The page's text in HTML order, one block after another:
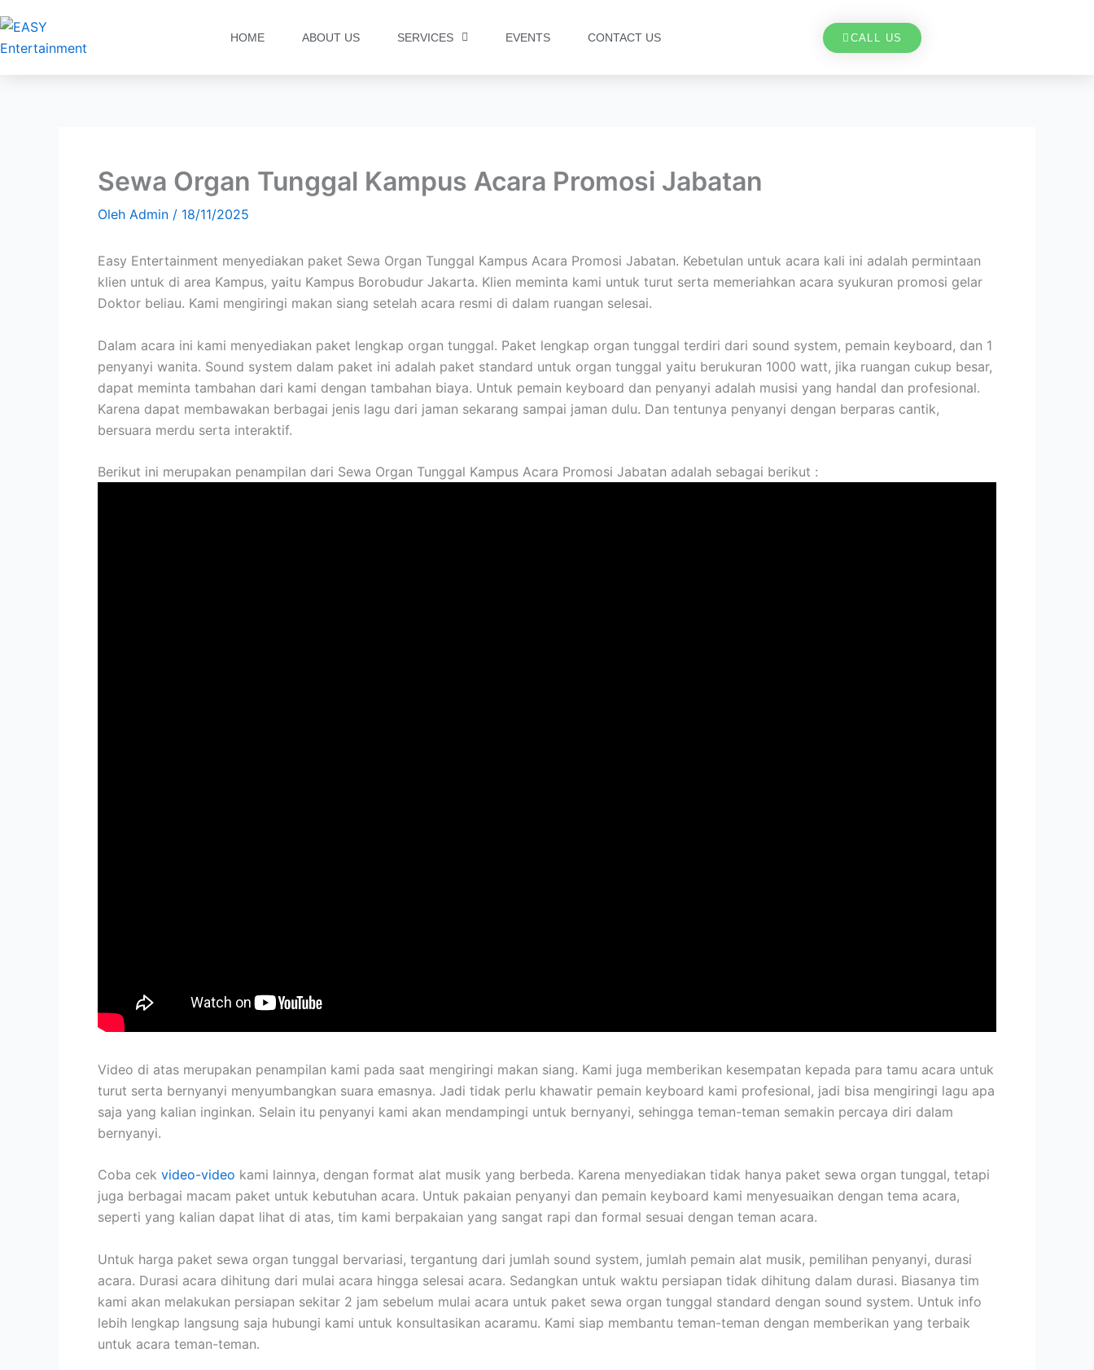
ke
konten
HOME ABOUT US SERVICES EVENTS CONTACT US CALL US
Sewa Organ Tunggal Kampus Acara Promosi Jabatan
Oleh Admin / 18/11/2025
Easy Entertainment menyediakan paket Sewa Organ Tunggal Kampus Acara Promosi Jabatan. Kebetulan untuk acara kali ini adalah permintaan
klien untuk di area Kampus, yaitu Kampus Borobudur Jakarta. Klien meminta kami untuk turut serta memeriahkan acara syukuran promosi gelar
Doktor beliau. Kami mengiringi makan siang setelah acara resmi di dalam ruangan selesai.
Dalam acara ini kami menyediakan paket lengkap organ tunggal. Paket lengkap organ tunggal terdiri dari sound system, pemain keyboard, dan 1
penyanyi wanita. Sound system dalam paket ini adalah paket standard untuk organ tunggal yaitu berukuran 1000 watt, jika ruangan cukup besar,
dapat meminta tambahan dari kami dengan tambahan biaya. Untuk pemain keyboard dan penyanyi adalah musisi yang handal dan profesional.
Karena dapat membawakan berbagai jenis lagu dari jaman sekarang sampai jaman dulu. Dan tentunya penyanyi dengan berparas cantik,
bersuara merdu serta interaktif.
Berikut ini merupakan penampilan dari Sewa Organ Tunggal Kampus Acara Promosi Jabatan adalah sebagai berikut :
Video di atas merupakan penampilan kami pada saat mengiringi makan siang. Kami juga memberikan kesempatan kepada para tamu acara untuk
turut serta bernyanyi menyumbangkan suara emasnya. Jadi tidak perlu khawatir pemain keyboard kami profesional, jadi bisa mengiringi lagu apa
saja yang kalian inginkan. Selain itu penyanyi kami akan mendampingi untuk bernyanyi, sehingga teman-teman semakin percaya diri dalam
bernyanyi.
Coba cek video-video kami lainnya, dengan format alat musik yang berbeda. Karena menyediakan tidak hanya paket sewa organ tunggal, tetapi
juga berbagai macam paket untuk kebutuhan acara. Untuk pakaian penyanyi dan pemain keyboard kami menyesuaikan dengan tema acara,
seperti yang kalian dapat lihat di atas, tim kami berpakaian yang sangat rapi dan formal sesuai dengan teman acara.
Untuk harga paket sewa organ tunggal bervariasi, tergantung dari jumlah sound system, jumlah pemain alat musik, pemilihan penyanyi, durasi
acara. Durasi acara dihitung dari mulai acara hingga selesai acara. Sedangkan untuk waktu persiapan tidak dihitung dalam durasi. Biasanya tim
kami akan melakukan persiapan sekitar 2 jam sebelum mulai acara untuk paket sewa organ tunggal standard dengan sound system. Untuk info
lebih lengkap langsung saja hubungi kami untuk konsultasikan acaramu. Kami siap membantu teman-teman dengan memberikan yang terbaik
untuk acara teman-teman.